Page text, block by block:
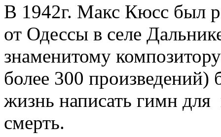
В 1942г. Макс Кюсс был
от Одессы в селе
знаменитому
более 300
жизнь написать гимн для
смерть.